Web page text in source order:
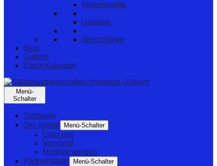
Waterlooville
Usedom
Wierzchowo
Blog
Galerie
Event Kalender
Menü-
Schalter
Startseite
Der Verein
Menü-Schalter
Über uns
Vorstand
Mitglied werden
Partnerstädte
Menü-Schalter